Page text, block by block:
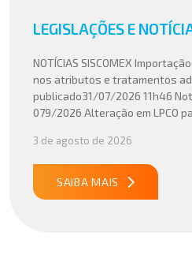
LEGISLAÇÕES E
NOTÍCIAS SISCOMEX
nos atributos e tratamentos
publicado31/07/2026 11h46
079/2026 Alteração em LPCO
078/2026 Atualização do
Importação no Acordo Mercosul
publicado29/07/2026 18h47
31/07/26 ATO CONJUNTO RFB/
3 de agosto de 2026
SAIBA MAIS